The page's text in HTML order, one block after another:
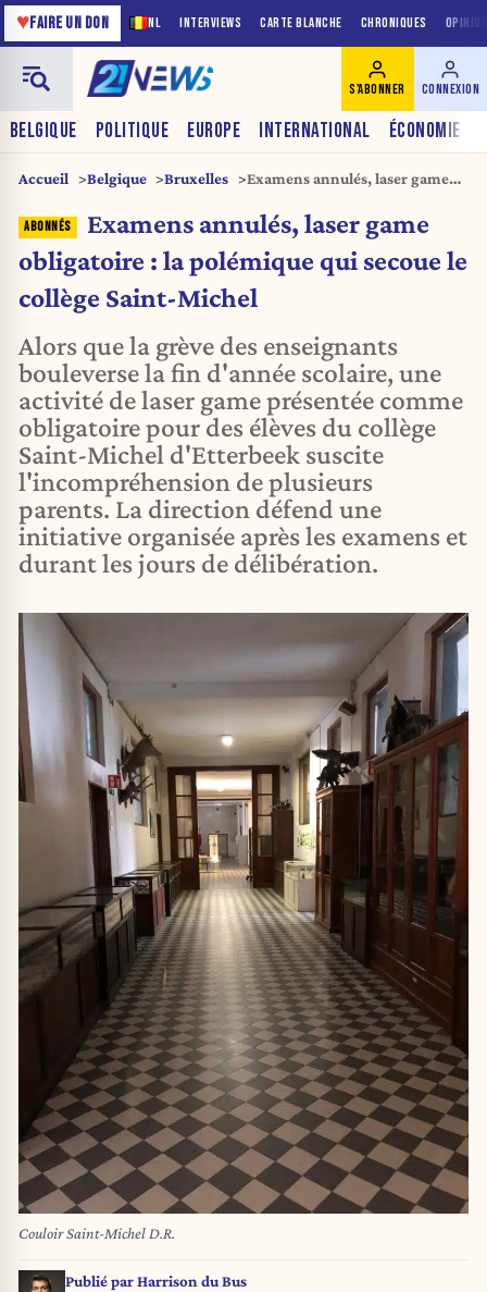
NL INTERVIEWS CARTE BLANCHE CHRONIQUES
♥FAIRE UN DON
BELGIQUE POLITIQUE EUROPE INTERNATIONAL ÉCONOMIE
S'ABONNER CONNEXION
Accueil Belgique Bruxelles
Examens annulés, laser game
secoue le collège Saint-Michel
Examens annulés, laser game
obligatoire : la polémique qui secoue le
collège Saint-Michel
Alors que la grève des enseignants
bouleverse la fin d'année scolaire, une
activité de laser game présentée comme
obligatoire pour des élèves du collège
Saint-Michel d'Etterbeek suscite
l'incompréhension de plusieurs
parents. La direction défend une
initiative organisée après les examens et
durant les jours de délibération.
Couloir Saint-Michel D.R.
Publié parHarrison du Bus